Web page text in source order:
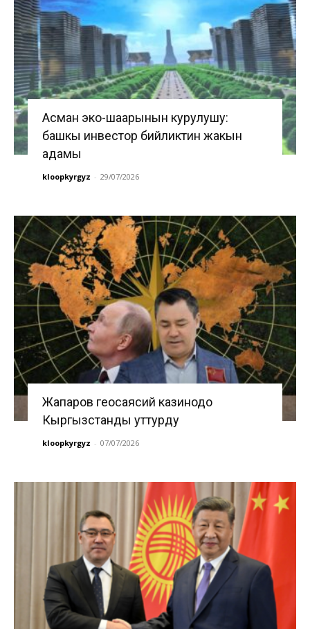
Асман эко-шаарынын курулушу:
башкы инвестор бийликтин жакын
адамы
kloopkyrgyz - 29/07/2026
Жапаров геосаясий казинодо
Кыргызстанды уттурду
kloopkyrgyz - 07/07/2026